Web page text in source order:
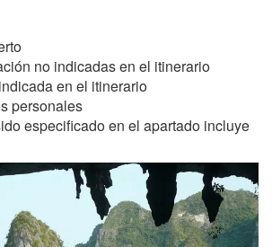
no indicadas en el itinerario
en el itinerario
personales
especificado en el apartado incluye